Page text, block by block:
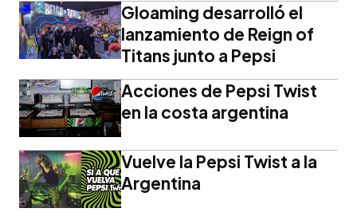
Gloaming desarrolló el
lanzamiento de Reign of
Titans junto a Pepsi
Acciones de Pepsi Twist
en la costa argentina
Vuelve la Pepsi Twist a la
Argentina